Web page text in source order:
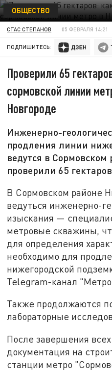
ОБЩЕСТВО
СТАС СТЕПАНОВ 05 ФЕВРАЛЯ 14:21
ПОДПИШИТЕСЬ:
Проверили 65
сормовской линии
Новгороде
Инженерно-
продления линии
ведутся в
проверили 65
В Сормовском районе
ведуться инженерно-
изыскания —
метровые скважины,
для определения
необходимо для
нижегородской
Telegram-канал
Также продолжаются
лабораторные
После завершения
документация на
станции метро